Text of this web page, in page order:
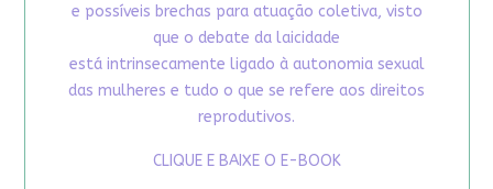
e possíveis brechas para atuação coletiva, visto
que o debate da laicidade
está intrinsecamente ligado à autonomia sexual
das mulheres e tudo o que se refere aos direitos
reprodutivos.
CLIQUE E BAIXE O E-BOOK